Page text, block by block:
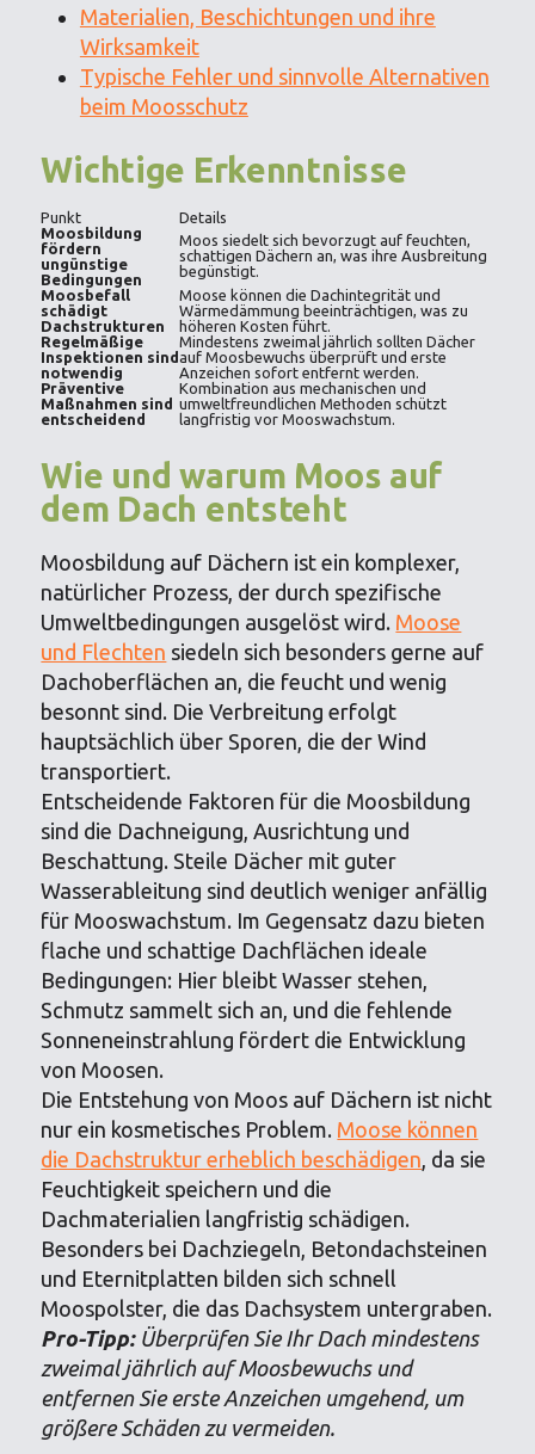
Materialien, Beschichtungen und ihre
Wirksamkeit
Typische Fehler und sinnvolle Alternativen
beim Moosschutz
Wichtige Erkenntnisse
Punkt
Details
Moosbildung
fördern
ungünstige
Bedingungen
Moos siedelt sich bevorzugt auf feuchten,
schattigen Dächern an, was ihre Ausbreitung
begünstigt.
Moosbefall
schädigt
Dachstrukturen
Moose können die Dachintegrität und
Wärmedämmung beeinträchtigen, was zu
höheren Kosten führt.
Regelmäßige
Inspektionen sind
notwendig
Mindestens zweimal jährlich sollten Dächer
auf Moosbewuchs überprüft und erste
Anzeichen sofort entfernt werden.
Präventive
Maßnahmen sind
entscheidend
Kombination aus mechanischen und
umweltfreundlichen Methoden schützt
langfristig vor Mooswachstum.
Wie und warum Moos auf
dem Dach entsteht
Moosbildung auf Dächern ist ein komplexer,
natürlicher Prozess, der durch spezifische
Umweltbedingungen ausgelöst wird. Moose
und Flechten siedeln sich besonders gerne auf
Dachoberflächen an, die feucht und wenig
besonnt sind. Die Verbreitung erfolgt
hauptsächlich über Sporen, die der Wind
transportiert.
Entscheidende Faktoren für die Moosbildung
sind die Dachneigung, Ausrichtung und
Beschattung. Steile Dächer mit guter
Wasserableitung sind deutlich weniger anfällig
für Mooswachstum. Im Gegensatz dazu bieten
flache und schattige Dachflächen ideale
Bedingungen: Hier bleibt Wasser stehen,
Schmutz sammelt sich an, und die fehlende
Sonneneinstrahlung fördert die Entwicklung
von Moosen.
Die Entstehung von Moos auf Dächern ist nicht
nur ein kosmetisches Problem. Moose können
die Dachstruktur erheblich beschädigen, da sie
Feuchtigkeit speichern und die
Dachmaterialien langfristig schädigen.
Besonders bei Dachziegeln, Betondachsteinen
und Eternitplatten bilden sich schnell
Moospolster, die das Dachsystem untergraben.
Pro-Tipp: Überprüfen Sie Ihr Dach mindestens
zweimal jährlich auf Moosbewuchs und
entfernen Sie erste Anzeichen umgehend, um
größere Schäden zu vermeiden.